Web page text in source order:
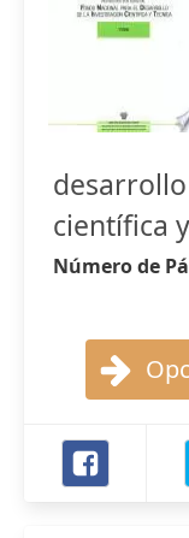
científica
Número de